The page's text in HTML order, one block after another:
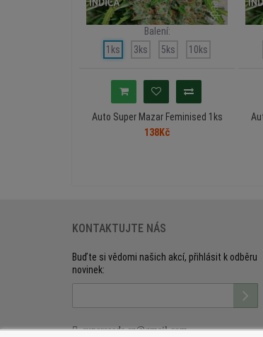
Balení:
1ks
3ks 5ks 10ks
Auto Super Mazar Feminised 1ks
138Kč
KONTAKTUJTE NÁS
Buďte si vědomi našich akcí, přihlásit k odběru
novinek:
superseeds.cz@gmail.com